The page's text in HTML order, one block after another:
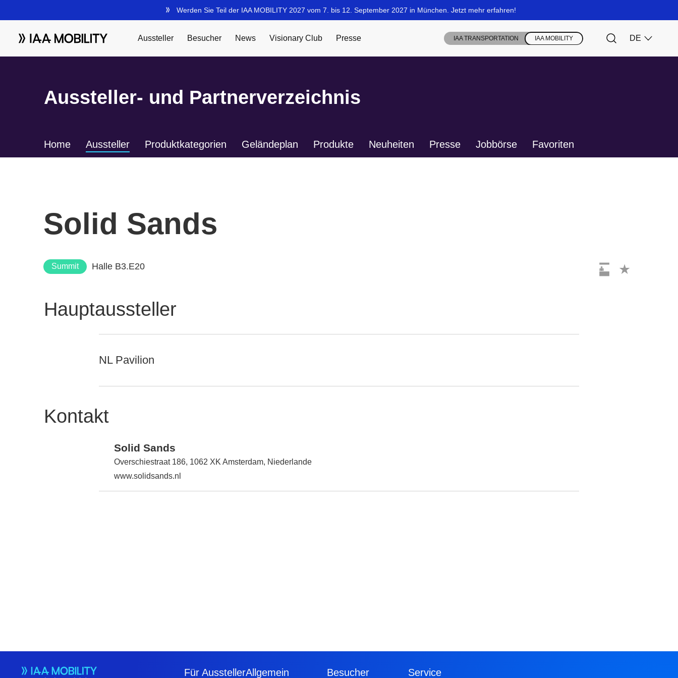
Aussteller- und Partnerverzeichnis
Home Aussteller Produktkategorien Geländeplan Produkte Neuheiten Presse Jobbörse Favoriten
Solid Sands
Summit Halle B3.E20
Hauptaussteller
NL Pavilion
Kontakt
Solid Sands
Overschiestraat 186, 1062 XK Amsterdam, Niederlande
www.solidsands.nl